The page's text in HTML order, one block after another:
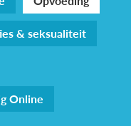
& seksualiteit
Online